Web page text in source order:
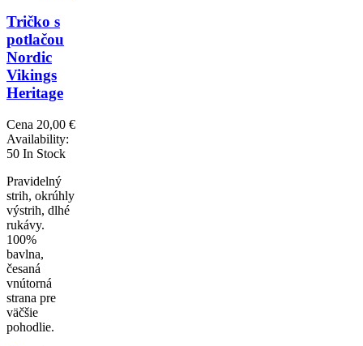
Tričko s
potlačou
Nordic
Vikings
Heritage
Cena 20,00 €
Availability:
50 In Stock
Pravidelný
strih, okrúhly
výstrih, dlhé
rukávy.
100%
bavlna,
česaná
vnútorná
strana pre
väčšie
pohodlie.